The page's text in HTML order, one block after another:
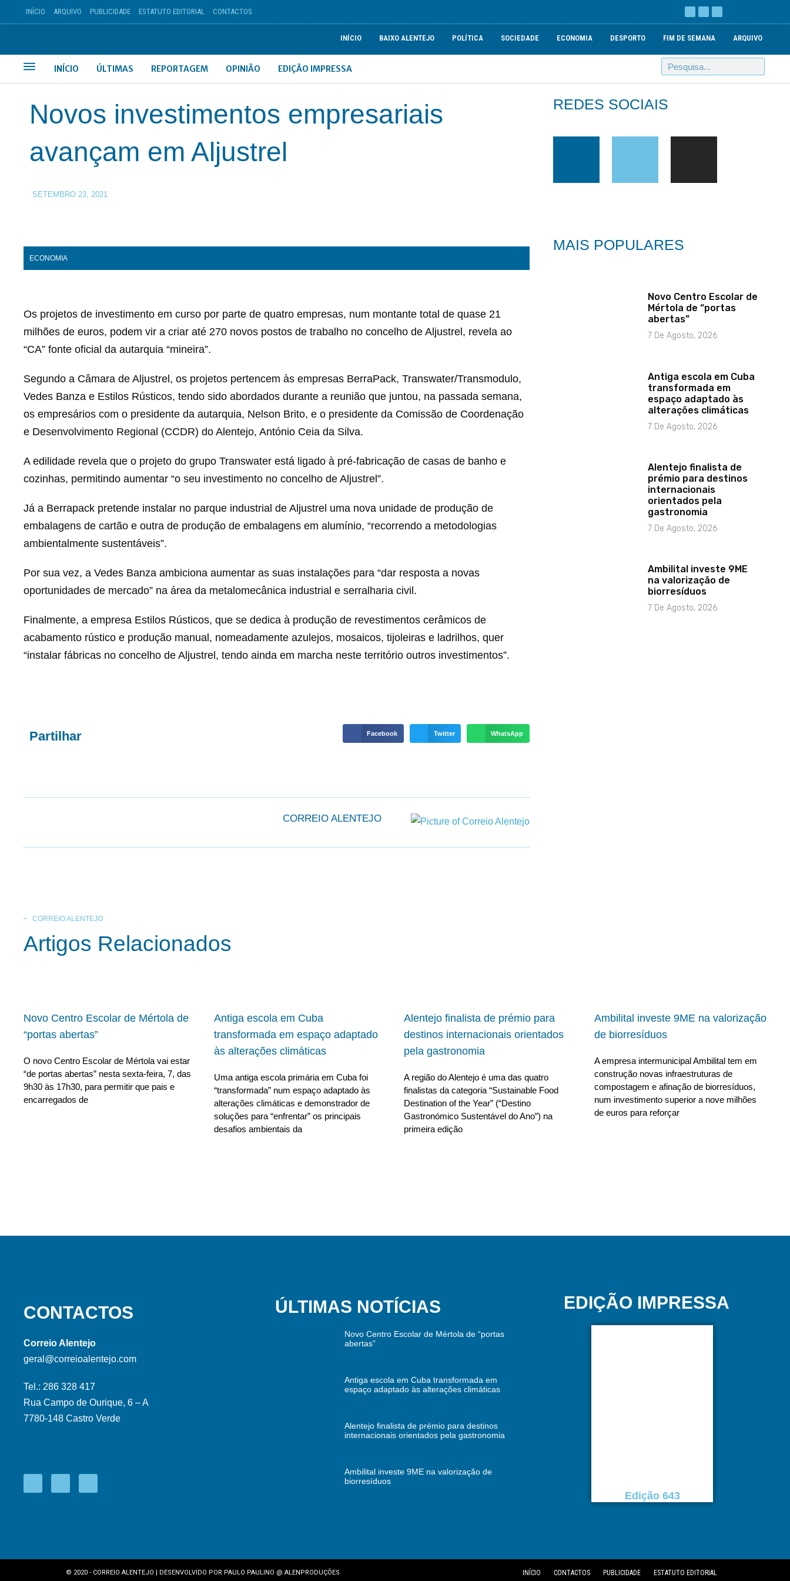
INÍCIO ARQUIVO PUBLICIDADE ESTATUTO EDITORIAL CONTACTOS
INÍCIO BAIXO ALENTEJO POLÍTICA SOCIEDADE ECONOMIA DESPORTO FIM DE SEMANA ARQUIVO
INÍCIO ÚLTIMAS REPORTAGEM OPINIÃO EDIÇÃO IMPRESSA
Novos investimentos empresariais
avançam em Aljustrel
SETEMBRO 23, 2021
ECONOMIA
Os projetos de investimento em curso por parte de quatro empresas, num montante total de quase 21
milhões de euros, podem vir a criar até 270 novos postos de trabalho no concelho de Aljustrel, revela ao
“CA” fonte oficial da autarquia “mineira”.
Segundo a Câmara de Aljustrel, os projetos pertencem às empresas BerraPack, Transwater/Transmodulo,
Vedes Banza e Estilos Rústicos, tendo sido abordados durante a reunião que juntou, na passada semana,
os empresários com o presidente da autarquia, Nelson Brito, e o presidente da Comissão de Coordenação
e Desenvolvimento Regional (CCDR) do Alentejo, António Ceia da Silva.
A edilidade revela que o projeto do grupo Transwater está ligado à pré-fabricação de casas de banho e
cozinhas, permitindo aumentar “o seu investimento no concelho de Aljustrel”.
Já a Berrapack pretende instalar no parque industrial de Aljustrel uma nova unidade de produção de
embalagens de cartão e outra de produção de embalagens em alumínio, “recorrendo a metodologias
ambientalmente sustentáveis”.
Por sua vez, a Vedes Banza ambiciona aumentar as suas instalações para “dar resposta a novas
oportunidades de mercado” na área da metalomecânica industrial e serralharia civil.
Finalmente, a empresa Estilos Rústicos, que se dedica à produção de revestimentos cerâmicos de
acabamento rústico e produção manual, nomeadamente azulejos, mosaicos, tijoleiras e ladrilhos, quer
“instalar fábricas no concelho de Aljustrel, tendo ainda em marcha neste território outros investimentos”.
Partilhar Facebook Twitter WhatsApp
CORREIO ALENTEJO
REDES SOCIAIS
MAIS POPULARES
Novo Centro Escolar de
Mértola de “portas
abertas”
7 De Agosto, 2026
Antiga escola em Cuba
transformada em
espaço adaptado às
alterações climáticas
7 De Agosto, 2026
Alentejo finalista de
prémio para destinos
internacionais
orientados pela
gastronomia
7 De Agosto, 2026
Ambilital investe 9ME
na valorização de
biorresíduos
7 De Agosto, 2026
CORREIO ALENTEJO
Artigos Relacionados
Novo Centro Escolar de Mértola de
“portas abertas”
O novo Centro Escolar de Mértola vai estar
“de portas abertas” nesta sexta-feira, 7, das
9h30 às 17h30, para permitir que pais e
encarregados de
Antiga escola em Cuba
transformada em espaço adaptado
às alterações climáticas
Uma antiga escola primária em Cuba foi
“transformada” num espaço adaptado às
alterações climáticas e demonstrador de
soluções para “enfrentar” os principais
desafios ambientais da
Alentejo finalista de prémio para
destinos internacionais orientados
pela gastronomia
A região do Alentejo é uma das quatro
finalistas da categoria “Sustainable Food
Destination of the Year” (“Destino
Gastronómico Sustentável do Ano”) na
primeira edição
Ambilital investe 9ME na valorização
de biorresíduos
A empresa intermunicipal Ambilital tem em
construção novas infraestruturas de
compostagem e afinação de biorresíduos,
num investimento superior a nove milhões
de euros para reforçar
CONTACTOS
Correio Alentejo
geral@correioalentejo.com
Tel.: 286 328 417
Rua Campo de Ourique, 6 – A
7780-148 Castro Verde
ÚLTIMAS NOTÍCIAS
Novo Centro Escolar de Mértola de “portas
abertas”
Antiga escola em Cuba transformada em
espaço adaptado às alterações climáticas
Alentejo finalista de prémio para destinos
internacionais orientados pela gastronomia
Ambilital investe 9ME na valorização de
biorresíduos
EDIÇÃO IMPRESSA
Edição 643
© 2020 - CORREIO ALENTEJO | DESENVOLVIDO POR PAULO PAULINO @ ALENPRODUÇÕES INÍCIO CONTACTOS PUBLICIDADE ESTATUTO EDITORIAL